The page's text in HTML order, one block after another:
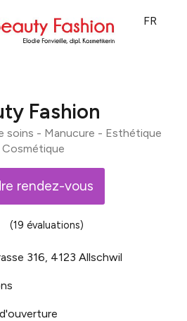
Fashion
soins - Manucure - Esthétique
Cosmétique
rendez-vous
(19 évaluations)
316, 4123 Allschwil
FR